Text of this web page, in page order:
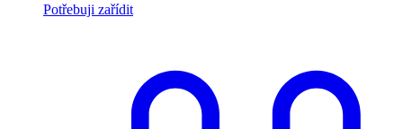
Potřebuji zařídit